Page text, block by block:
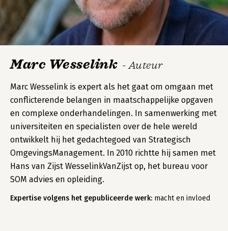
Marc Wesselink - Auteur
Marc Wesselink is expert als het gaat om omgaan met
conflicterende belangen in maatschappelijke opgaven
en complexe onderhandelingen. In samenwerking met
universiteiten en specialisten over de hele wereld
ontwikkelt hij het gedachtegoed van Strategisch
OmgevingsManagement. In 2010 richtte hij samen met
Hans van Zijst WesselinkVanZijst op, het bureau voor
SOM advies en opleiding.
Expertise volgens het gepubliceerde werk: macht en invloed